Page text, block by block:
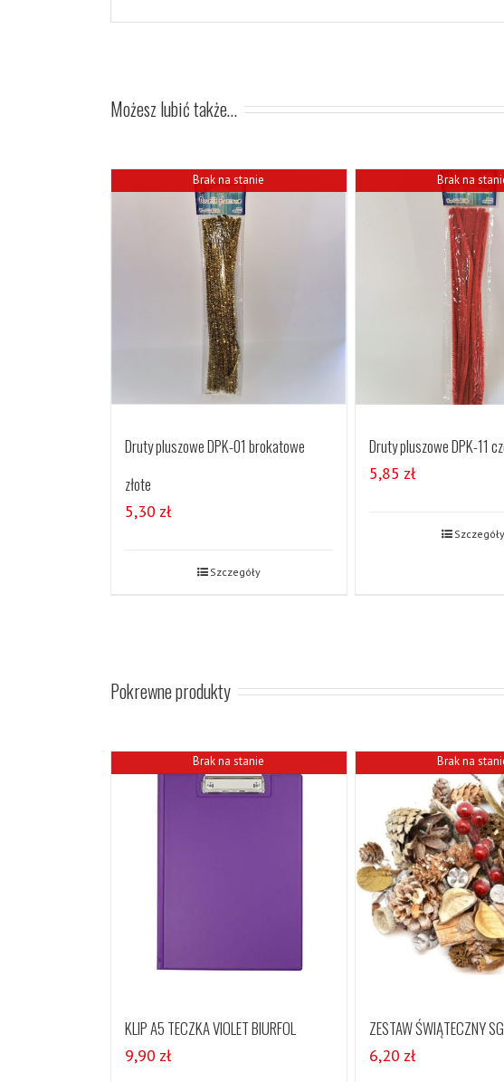
Możesz lubić także…
Brak na stanie
Druty pluszowe DPK-01 brokatowe
złote
5,30 zł
Szczegóły
Brak na
Druty pluszowe DPK-11
5,85 zł
Szczegóły
Pokrewne produkty
Brak na stanie
KLIP A5 TECZKA VIOLET BIURFOL
9,90 zł
Brak na
ZESTAW ŚWIĄTECZNY
6,20 zł